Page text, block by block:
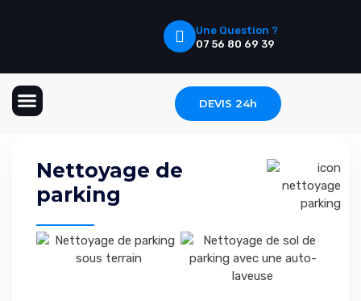
Une Question ?
07 56 80 69 39
DEVIS 24h
Nettoyage de
parking